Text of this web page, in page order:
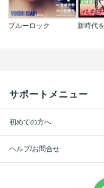
ブルーロック
サポートメニュー
初めての方へ
ヘルプ/お問合せ